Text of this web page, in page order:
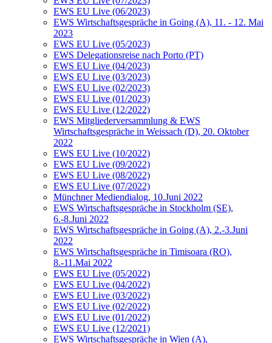
EWS EU Live (06/2023)
EWS Wirtschaftsgespräche in Going (A), 11. - 12. Mai
2023
EWS EU Live (05/2023)
EWS Delegationsreise nach Porto (PT)
EWS EU Live (04/2023)
EWS EU Live (03/2023)
EWS EU Live (02/2023)
EWS EU Live (01/2023)
EWS EU Live (12/2022)
EWS Mitgliederversammlung & EWS
Wirtschaftsgespräche in Weissach (D), 20. Oktober
2022
EWS EU Live (10/2022)
EWS EU Live (09/2022)
EWS EU Live (08/2022)
EWS EU Live (07/2022)
Münchner Mediendialog, 10.Juni 2022
EWS Wirtschaftsgespräche in Stockholm (SE),
6.-8.Juni 2022
EWS Wirtschaftsgespräche in Going (A), 2.-3.Juni
2022
EWS Wirtschaftsgespräche in Timisoara (RO),
8.-11.Mai 2022
EWS EU Live (05/2022)
EWS EU Live (04/2022)
EWS EU Live (03/2022)
EWS EU Live (02/2022)
EWS EU Live (01/2022)
EWS EU Live (12/2021)
EWS Wirtschaftsgespräche in Wien (A),